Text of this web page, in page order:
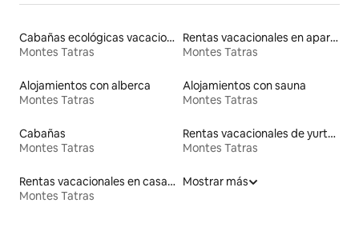
Cabañas ecológicas vacacionales
Montes Tatras
Rentas vacacionales en apartoteles
Montes Tatras
Alojamientos con alberca
Montes Tatras
Alojamientos con sauna
Montes Tatras
Cabañas
Montes Tatras
Rentas vacacionales de yurtas con jacuzzi
Montes Tatras
Rentas vacacionales en casas en árbol
Montes Tatras
Mostrar más